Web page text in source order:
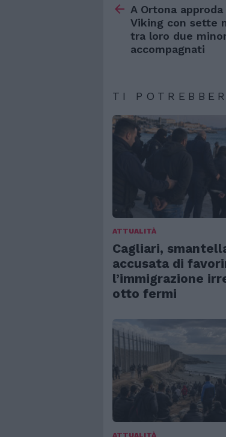
di
A Ortona approda
Viking con sette
tra loro due
accompagnati
TI
ATTUALITÀ
Cagliari,
accusata di
l’immigrazione
otto fermi
ATTUALITÀ